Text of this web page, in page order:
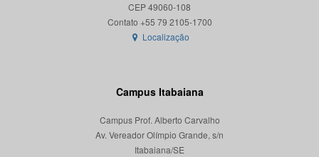
CEP 49060-108
Localização
Campus Itabaiana
Campus Prof. Alberto Carvalho
Av. Vereador Olímpio Grande, s/n
Itabaiana/SE